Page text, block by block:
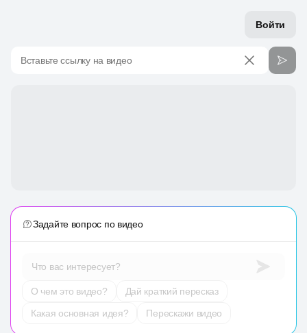
Войти
Вставьте ссылку на видео
Задайте вопрос по видео
Что вас интересует?
О чем это видео?
Дай краткий пересказ
Какая основная идея?
Перескажи видео